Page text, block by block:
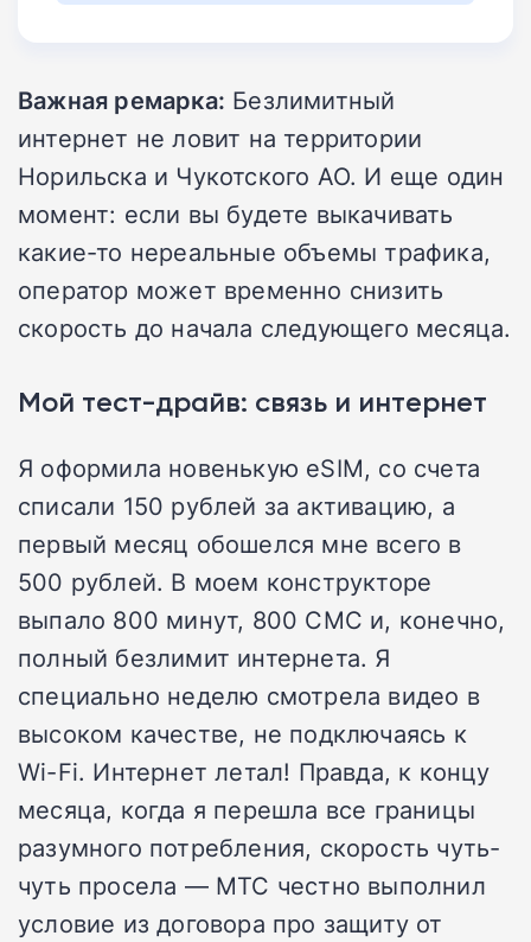
Важная ремарка: Безлимитный
интернет не ловит на территории
Норильска и Чукотского АО. И еще один
момент: если вы будете выкачивать
какие-то нереальные объемы трафика,
оператор может временно снизить
скорость до начала следующего месяца.
Мой тест-драйв: связь и интернет
Я оформила новенькую eSIM, со счета
списали 150 рублей за активацию, а
первый месяц обошелся мне всего в
500 рублей. В моем конструкторе
выпало 800 минут, 800 СМС и, конечно,
полный безлимит интернета. Я
специально неделю смотрела видео в
высоком качестве, не подключаясь к
Wi-Fi. Интернет летал! Правда, к концу
месяца, когда я перешла все границы
разумного потребления, скорость чуть-
чуть просела — МТС честно выполнил
условие из договора про защиту от